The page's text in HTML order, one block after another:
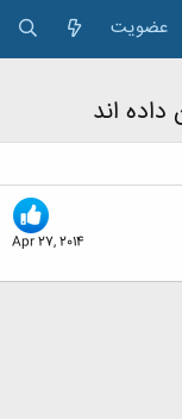
عضویت
Apr 27, 2014